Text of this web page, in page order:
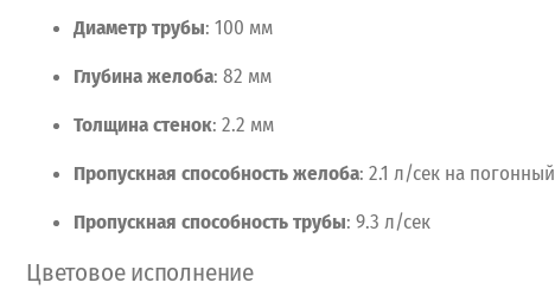
Диаметртрубы: 100 мм
Глубинажелоба: 82 мм
Толщинастенок: 2.2 мм
Пропускная способностьжелоба: 2.1 л/сек на погонный
Пропускная способностьтрубы: 9.3 л/сек
Цветовоеисполнение